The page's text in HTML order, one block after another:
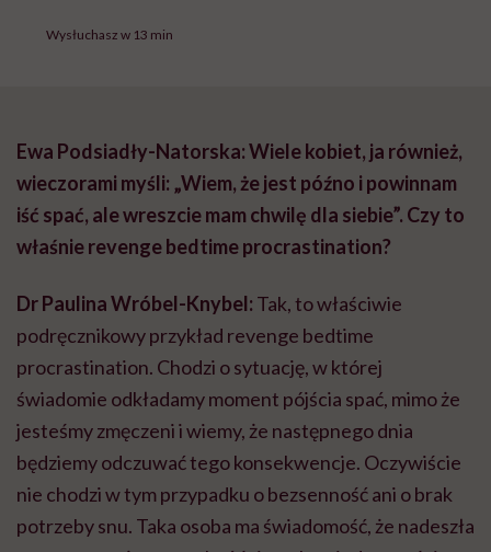
Wysłuchasz w 13 min
Ewa Podsiadły-Natorska: Wiele kobiet, ja również,
wieczorami myśli: „Wiem, że jest późno i powinnam
iść spać, ale wreszcie mam chwilę dla siebie”. Czy to
właśnie revenge bedtime procrastination?
Dr Paulina Wróbel-Knybel: Tak, to właściwie
podręcznikowy przykład revenge bedtime
procrastination. Chodzi o sytuację, w której
świadomie odkładamy moment pójścia spać, mimo że
jesteśmy zmęczeni i wiemy, że następnego dnia
będziemy odczuwać tego konsekwencje. Oczywiście
nie chodzi w tym przypadku o bezsenność ani o brak
potrzeby snu. Taka osoba ma świadomość, że nadeszła